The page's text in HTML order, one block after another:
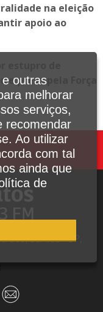
na eleição
apoio ao
preso pela Força
809, Santos - SP,
outras
melhorar
serviços,
recomendar
Ao utilizar
com tal
ainda que
de